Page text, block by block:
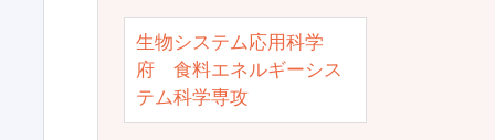
生物システム応用科学
府 食料エネルギーシス
テム科学専攻